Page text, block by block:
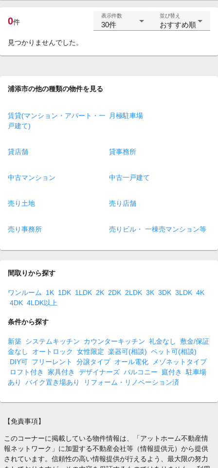
0件
表示件数
30件
並び替え
おすすめ順
見つかりませんでした。
浦添市の他の種類の物件を見る
賃貸(マンション・アパート・一
戸建て)
月極駐車場
貸店舗 貸事務所
中古マンション 中古一戸建て
売り土地 売り店舗
売り事務所 売りビル・ 一棟売マンション等
間取りから探す
ワンルーム 1K 1DK 1LDK 2K 2DK 2LDK 3K 3DK 3LDK 4K
4DK 4LDK以上
条件から探す
新築 システムキッチン カウンターキッチン 礼金なし
敷金/保証
金なし
オートロック 女性限定 楽器可(相談) ペット可(相談)
DIY可 フリーレント 分譲タイプ オール電化
メゾネットタイプ
ロフト付き
家具付き デザイナーズ バルコニー 庭付き
駐車場
あり
バイク置き場あり リフォーム・リノベーション済
【免責事項】
このコーナーに掲載している物件情報は、「アットホーム不動産情
報ネットワーク」に加盟する不動産会社等（情報提供元）から提供
されています。信頼性の高い情報提供が行えるよう、最大限の努力